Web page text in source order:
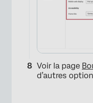
Voir la page
d’autres